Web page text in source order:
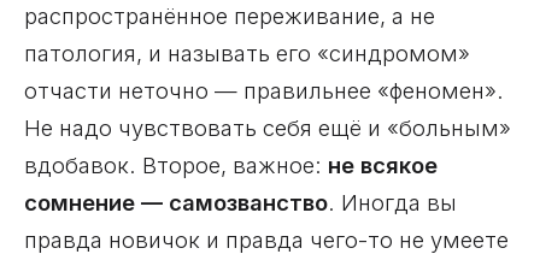
распространённое переживание, а не
патология, и называть его «синдромом»
отчасти неточно — правильнее «феномен».
Не надо чувствовать себя ещё и «больным»
вдобавок. Второе, важное: не всякое
сомнение — самозванство. Иногда вы
правда новичок и правда чего-то не умеете